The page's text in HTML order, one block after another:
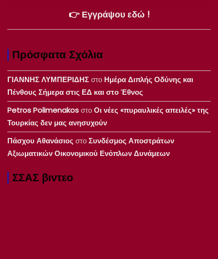
👉 Εγγράψου εδώ !
Πρόσφατα Σχόλια
ΓΙΑΝΝΗΣ ΛΥΜΠΕΡΙΔΗΣστο Ημέρα Διπλής Οδύνης και
Πένθους Σήμερα στις ΕΔ και στο Έθνος
Petros PolimenakosστοΟι νέες «πυραυλικές απειλές» της
Τουρκίας δεν μας ανησυχούν
Πάσχου Αθανάσιος στοΣυνδέσμος Αποστράτων
Αξιωματικών Οικονομικού Ενόπλων Δυνάμεων
ΣΣΑΣ βιντεο